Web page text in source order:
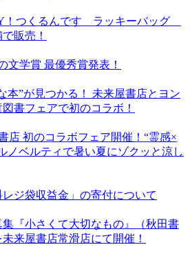
！つくるんです ラッキーバッグ
販売！
文学賞 最優秀賞発表！
本”が見つかる！ 未来屋書店とヨン
書フェアで初のコラボ！
店 初のコラボフェア開催！“霊感×
ノベルティで暑い夏にゾクッと涼し
ジ袋収益金」の寄付について
『小さくて大切なもの』（秋田書
来屋書店常滑店にて開催！